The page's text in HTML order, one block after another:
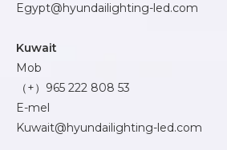
Egypt@hyundailighting-led.com
Kuwait
Mob
（+）965 222 808 53
E-mel
Kuwait@hyundailighting-led.com